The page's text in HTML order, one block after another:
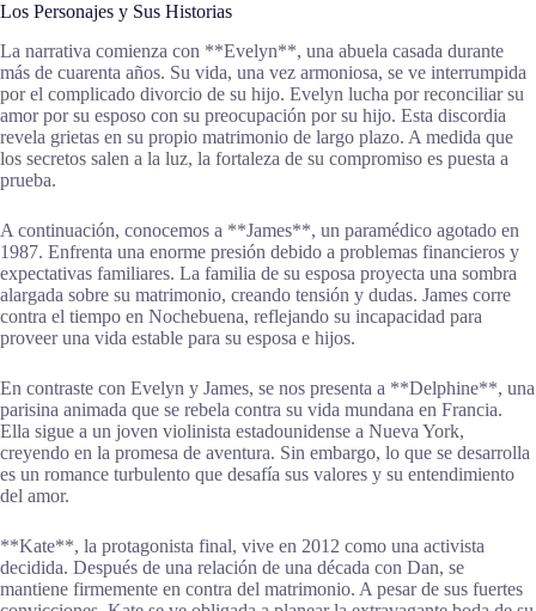
Los Personajes y Sus Historias
La narrativa comienza con **Evelyn**, una abuela casada durante
más de cuarenta años. Su vida, una vez armoniosa, se ve interrumpida
por el complicado divorcio de su hijo. Evelyn lucha por reconciliar su
amor por su esposo con su preocupación por su hijo. Esta discordia
revela grietas en su propio matrimonio de largo plazo. A medida que
los secretos salen a la luz, la fortaleza de su compromiso es puesta a
prueba.
A continuación, conocemos a **James**, un paramédico agotado en
1987. Enfrenta una enorme presión debido a problemas financieros y
expectativas familiares. La familia de su esposa proyecta una sombra
alargada sobre su matrimonio, creando tensión y dudas. James corre
contra el tiempo en Nochebuena, reflejando su incapacidad para
proveer una vida estable para su esposa e hijos.
En contraste con Evelyn y James, se nos presenta a **Delphine**, una
parisina animada que se rebela contra su vida mundana en Francia.
Ella sigue a un joven violinista estadounidense a Nueva York,
creyendo en la promesa de aventura. Sin embargo, lo que se desarrolla
es un romance turbulento que desafía sus valores y su entendimiento
del amor.
**Kate**, la protagonista final, vive en 2012 como una activista
decidida. Después de una relación de una década con Dan, se
mantiene firmemente en contra del matrimonio. A pesar de sus fuertes